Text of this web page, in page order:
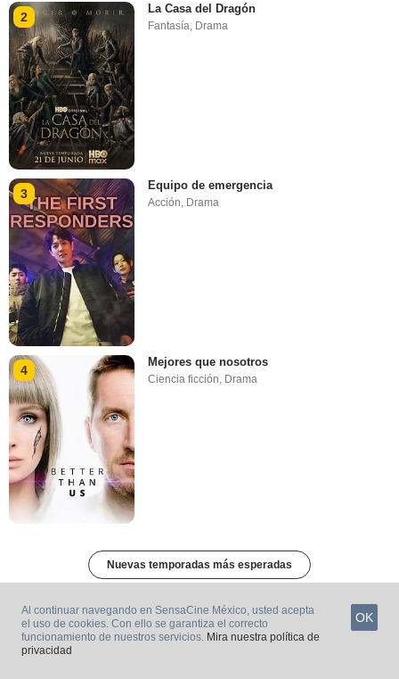
2
La Casa del Dragón
Fantasía Drama
3
Equipo de emergencia
Acción, Drama
4
Mejores que nosotros
Ciencia ficción, Drama
Nuevas temporadas más esperadas
Al continuar navegando en SensaCine México, usted acepta
el uso de cookies. Con ello se garantiza el correcto
funcionamiento de nuestros servicios. Mira nuestra política de
privacidad
OK